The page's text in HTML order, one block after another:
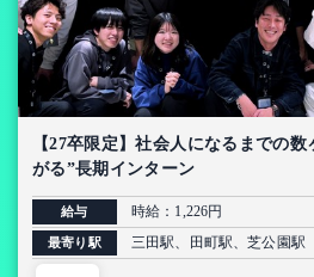
【27卒限定】社会人になるまでの
がる”長期インターン
給与 時給：1,226円
最寄り駅 三田駅、田町駅、芝公園駅